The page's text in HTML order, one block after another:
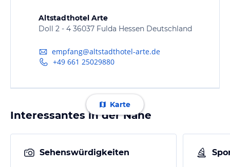
Altstadthotel Arte
Doll 2 - 4 36037 Fulda Hessen Deutschland
empfang@altstadthotel-arte.de
+49 661 25029880
Karte
Interessantes in der Nähe
Sehenswürdigkeiten